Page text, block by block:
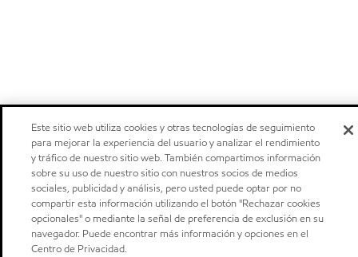
Este sitio web utiliza cookies y otras tecnologías de seguimiento
para mejorar la experiencia del usuario y analizar el rendimiento
y tráfico de nuestro sitio web. También compartimos información
sobre su uso de nuestro sitio con nuestros socios de medios
sociales, publicidad y análisis, pero usted puede optar por no
compartir esta información utilizando el botón "Rechazar cookies
opcionales" o mediante la señal de preferencia de exclusión en su
navegador. Puede encontrar más información y opciones en el
Centro de Privacidad.